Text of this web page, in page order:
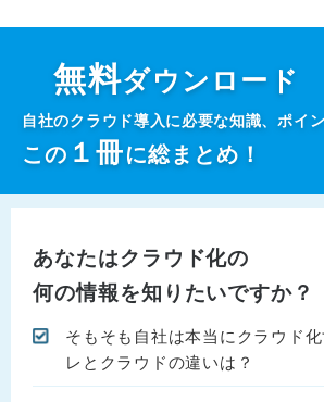
無料ダウンロード
自社のクラウド導入に必要な知識、ポイ
この １冊に総まとめ！
あなたはクラウド化の
何の情報を知りたいですか？
そもそも自社は本当にクラウド
レとクラウドの違いは？